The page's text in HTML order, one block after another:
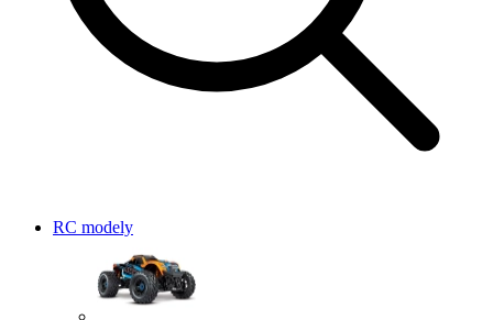
RC modely